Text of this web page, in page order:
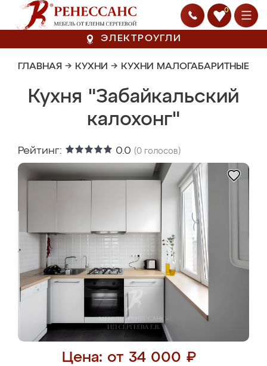
0
ЭЛЕКТРОУГЛИ
ГЛАВНАЯ → КУХНИ → КУХНИ МАЛОГАБАРИТНЫЕ
Кухня "Забайкальский
калохонг"
Рейтинг: 0.0 (0 голосов)
Цена: от 34 000 ₽